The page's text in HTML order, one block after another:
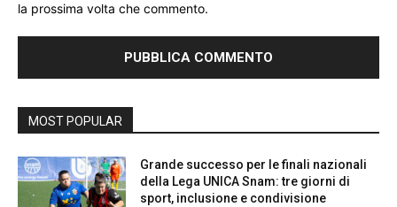
la prossima volta che commento.
MOST POPULAR
Grande successo per le finali nazionali
della Lega UNICA Snam: tre giorni di
sport, inclusione e condivisione